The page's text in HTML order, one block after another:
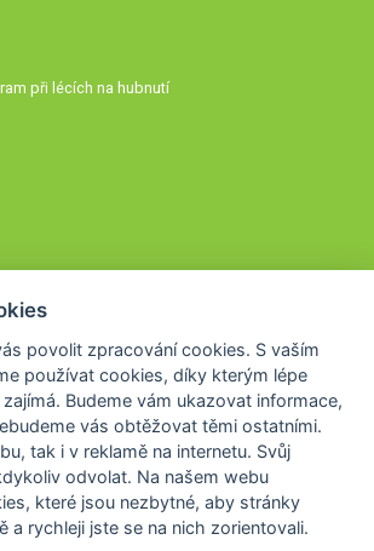
při lécích na hubnutí
údaji
povolit zpracování cookies. S vaším
používat cookies, díky kterým lépe
. Budeme vám ukazovat informace,
vás obtěžovat těmi ostatními.
tak i v reklamě na internetu. Svůj
odvolat. Na našem webu
které jsou nezbytné, aby stránky
a rychleji jste se na nich zorientovali.